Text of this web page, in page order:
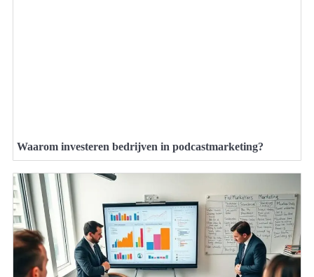
Waarom investeren bedrijven in podcastmarketing?